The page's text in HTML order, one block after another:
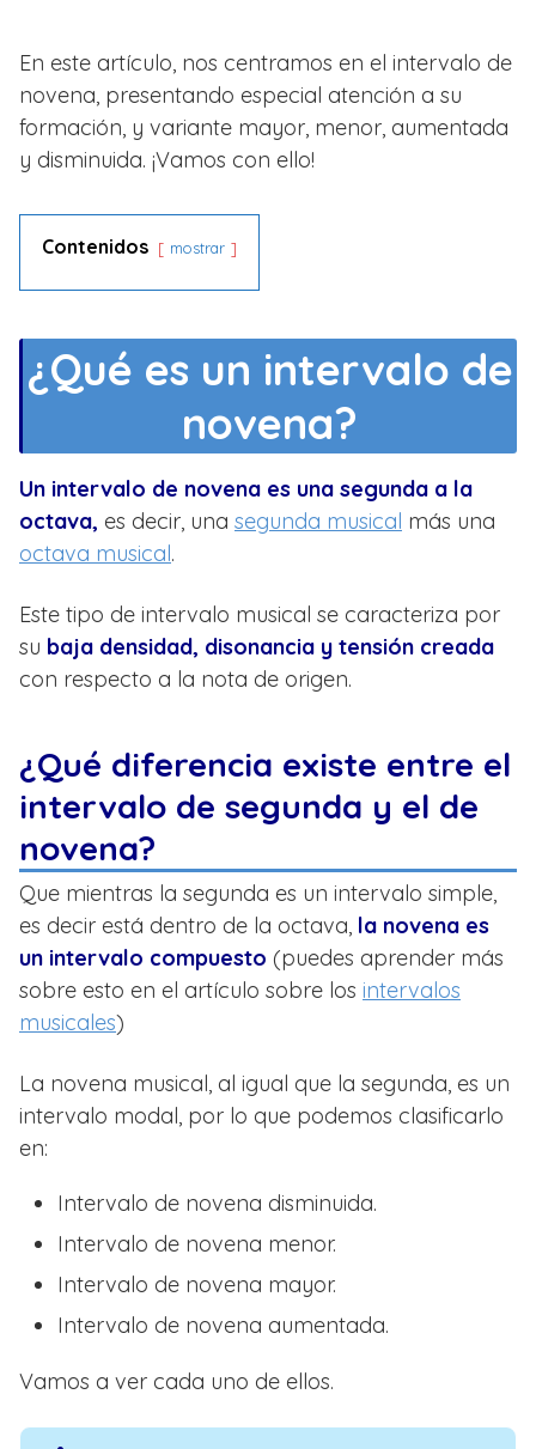
En este artículo, nos centramos en el intervalo de
novena, presentando especial atención a su
formación, y variante mayor, menor, aumentada
y disminuida. ¡Vamos con ello!
Contenidos mostrar
¿Qué es un intervalo de
novena?
Un intervalo de novena es una segunda a la
octava, es decir, una segunda musical más una
octava musical.
Este tipo de intervalo musical se caracteriza por
su baja densidad, disonancia y tensión creada
con respecto a la nota de origen.
¿Qué diferencia existe entre el
intervalo de segunda y el de
novena?
Que mientras la segunda es un intervalo simple,
es decir está dentro de la octava, la novena es
un intervalo compuesto (puedes aprender más
sobre esto en el artículo sobre los intervalos
musicales)
La novena musical, al igual que la segunda, es un
intervalo modal, por lo que podemos clasificarlo
en:
Intervalo de novena disminuida.
Intervalo de novena menor.
Intervalo de novena mayor.
Intervalo de novena aumentada.
Vamos a ver cada uno de ellos.